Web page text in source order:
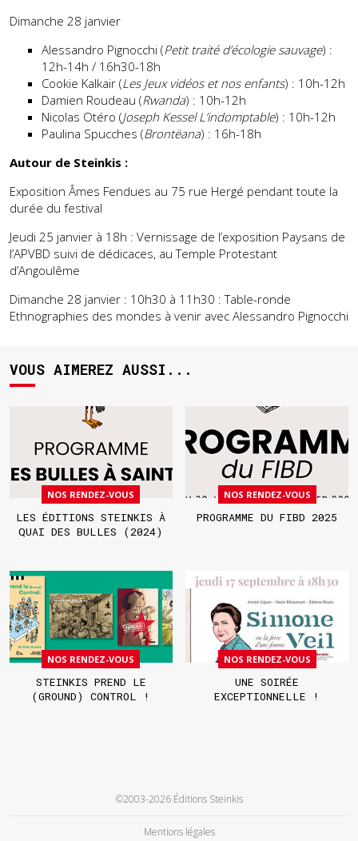
Dimanche 28 janvier
Alessandro Pignocchi (Petit traité d’écologie sauvage) :
12h-14h / 16h30-18h
Cookie Kalkair (Les Jeux vidéos et nos enfants) : 10h-12h
Damien Roudeau (Rwanda) : 10h-12h
Nicolas Otéro (Joseph Kessel L’indomptable) : 10h-12h
Paulina Spucches (Brontëana) : 16h-18h
Autour de Steinkis :
Exposition Âmes Fendues au 75 rue Hergé pendant toute la
durée du festival
Jeudi 25 janvier à 18h : Vernissage de l’exposition Paysans de
l’APVBD suivi de dédicaces, au Temple Protestant
d’Angoulême
Dimanche 28 janvier : 10h30 à 11h30 : Table-ronde
Ethnographies des mondes à venir avec Alessandro Pignocchi
VOUS AIMEREZ AUSSI...
NOS RENDEZ-VOUS
LES ÉDITIONS STEINKIS À
QUAI DES BULLES (2024)
NOS RENDEZ-VOUS
PROGRAMME DU FIBD 2025
NOS RENDEZ-VOUS
STEINKIS PREND LE
(GROUND) CONTROL !
NOS RENDEZ-VOUS
UNE SOIRÉE
EXCEPTIONNELLE !
©2003-2026 Éditions Steinkis
Mentions légales